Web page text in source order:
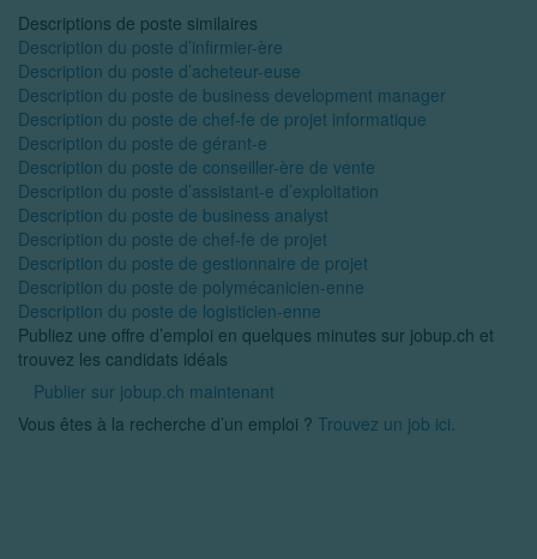
Descriptions de poste similaires
Description du poste d’infirmier-ère
Description du poste d’acheteur-euse
Description du poste de business development manager
Description du poste de chef-fe de projet informatique
Description du poste de gérant-e
Description du poste de conseiller-ère de vente
Description du poste d’assistant-e d’exploitation
Description du poste de business analyst
Description du poste de chef-fe de projet
Description du poste de gestionnaire de projet
Description du poste de polymécanicien-enne
Description du poste de logisticien-enne
Publiez une offre d’emploi en quelques minutes sur jobup.ch et
trouvez les candidats idéals
Publier sur jobup.ch maintenant
Vous êtes à la recherche d’un emploi ? Trouvez un job ici.